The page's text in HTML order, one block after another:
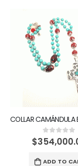
0out of 5
$
ADD TO